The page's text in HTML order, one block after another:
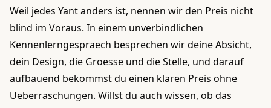
Weil jedes Yant anders ist, nennen wir den Preis nicht
blind im Voraus. In einem unverbindlichen
Kennenlerngespraech besprechen wir deine Absicht,
dein Design, die Groesse und die Stelle, und darauf
aufbauend bekommst du einen klaren Preis ohne
Ueberraschungen. Willst du auch wissen, ob das